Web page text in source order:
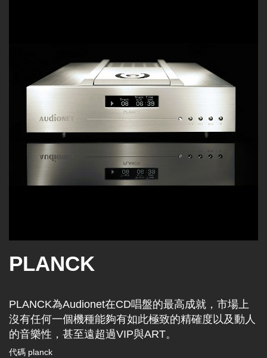
PLANCK
PLANCK為Audionet在CD唱盤的最高成就，市場上
沒有任何一個機種能夠有如此極致的精確度以及動人
的音樂性，甚至遠超過VIP與ART。
代碼 planck